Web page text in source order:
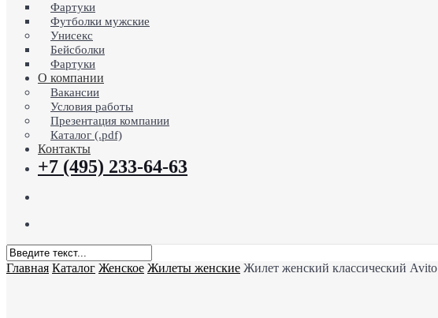
Фартуки
Футболки мужские
Унисекс
Бейсболки
Фартуки
О компании
Вакансии
Условия работы
Презентация компании
Каталог (.pdf)
Контакты
+7 (495) 233-64-63
Close
Главная Каталог Женское Жилеты женские Жилет женский классический Avito